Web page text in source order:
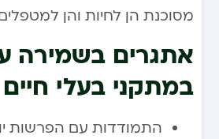
מסוכנת הן לחיות והן
אתגרים בשמירה
במתקני בעלי חיים
התמודדות עם הפרשות